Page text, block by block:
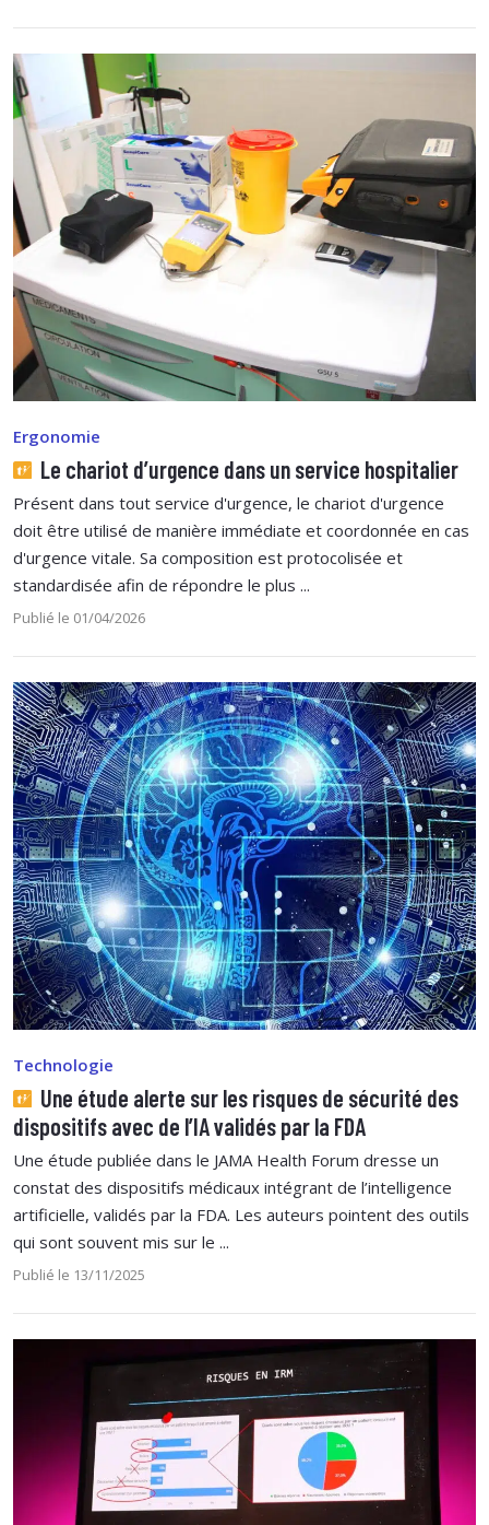
Ergonomie
Le chariot d’urgence dans un service hospitalier
Présent dans tout service d'urgence, le chariot d'urgence
doit être utilisé de manière immédiate et coordonnée en cas
d'urgence vitale. Sa composition est protocolisée et
standardisée afin de répondre le plus ...
Publié le 01/04/2026
Technologie
Une étude alerte sur les risques de sécurité des
dispositifs avec de l’IA validés par la FDA
Une étude publiée dans le JAMA Health Forum dresse un
constat des dispositifs médicaux intégrant de l’intelligence
artificielle, validés par la FDA. Les auteurs pointent des outils
qui sont souvent mis sur le ...
Publié le 13/11/2025